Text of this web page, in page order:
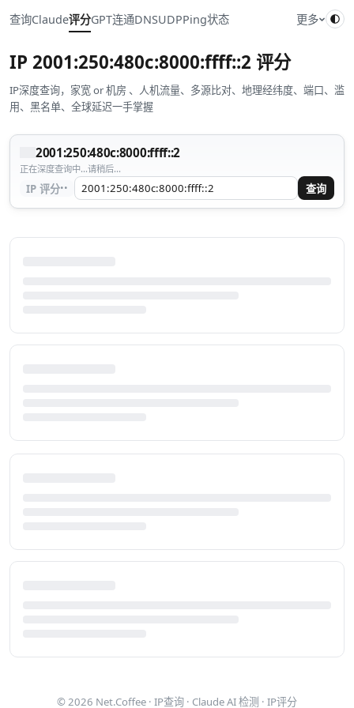
查询Claude评分GPT连通DNSUDPPing状态 更多
IP 2001:250:480c:8000:ffff::2 评分
IP深度查询，家宽 or 机房 、人机流量、多源比对、地理经纬度、端口、滥
用、黑名单、全球延迟一手掌握
2001:250:480c:8000:ffff::2
正在深度查询中...请稍后...
IP 评分·· 查询
© 2026 Net.Coffee · IP查询 · Claude AI 检测 · IP评分